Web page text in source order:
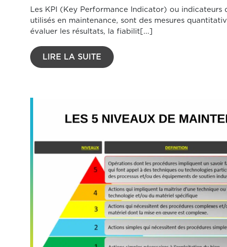
Les KPI (Key Performance Indicator) ou indicateurs
utilisés en maintenance, sont des mesures
évaluer les résultats, la fiabilit[...]
LIRE LA SUITE